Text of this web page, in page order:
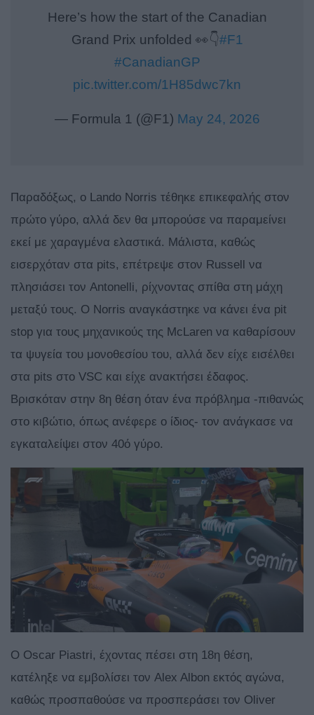
Here’s how the start of the Canadian
Grand Prix unfolded 👀👇#F1
#CanadianGP
pic.twitter.com/1H85dwc7kn
— Formula 1 (@F1) May 24, 2026
Παραδόξως, ο Lando Norris τέθηκε επικεφαλής στον
πρώτο γύρο, αλλά δεν θα μπορούσε να παραμείνει
εκεί με χαραγμένα ελαστικά. Μάλιστα, καθώς
εισερχόταν στα pits, επέτρεψε στον Russell να
πλησιάσει τον Antonelli, ρίχνοντας σπίθα στη μάχη
μεταξύ τους. Ο Norris αναγκάστηκε να κάνει ένα pit
stop για τους μηχανικούς της ΜcLaren να καθαρίσουν
τα ψυγεία του μονοθεσίου του, αλλά δεν είχε εισέλθει
στα pits στο VSC και είχε ανακτήσει έδαφος.
Βρισκόταν στην 8η θέση όταν ένα πρόβλημα -πιθανώς
στο κιβώτιο, όπως ανέφερε ο ίδιος- τον ανάγκασε να
εγκαταλείψει στον 40ό γύρο.
Ο Oscar Piastri, έχοντας πέσει στη 18η θέση,
κατέληξε να εμβολίσει τον Alex Albon εκτός αγώνα,
καθώς προσπαθούσε να προσπεράσει τον Oliver